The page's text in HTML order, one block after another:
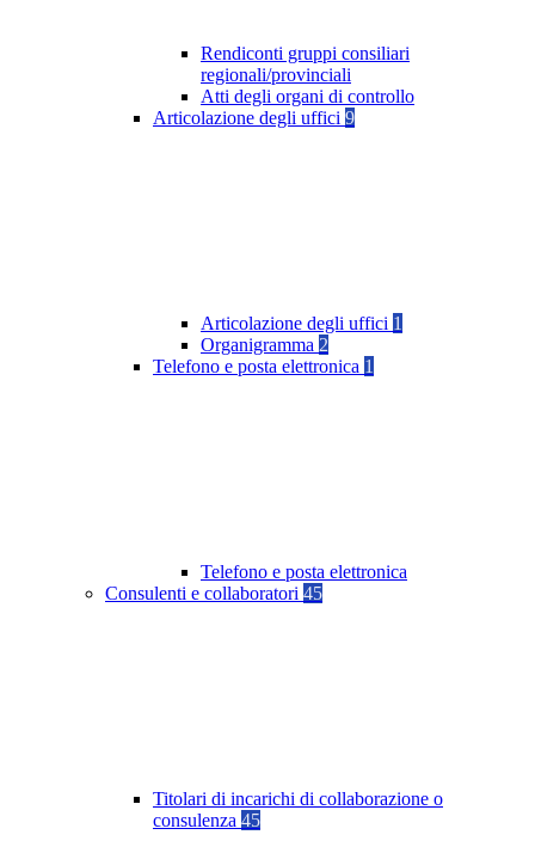
Rendiconti gruppi consiliari
regionali/provinciali
Atti degli organi di controllo
Articolazione degli uffici 9
Articolazione degli uffici 1
Organigramma 2
Telefono e posta elettronica 1
Telefono e posta elettronica
Consulenti e collaboratori 45
Titolari di incarichi di collaborazione o
consulenza 45